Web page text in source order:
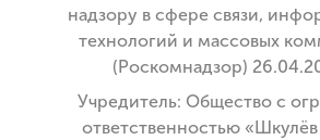
надзору в сфере связи,
технологий и массовых
(Роскомнадзор)
Учредитель: Общество с
ответственностью